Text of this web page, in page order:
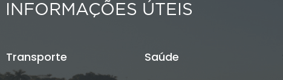
INFORMAÇÕES ÚTEIS
Transporte Saúde